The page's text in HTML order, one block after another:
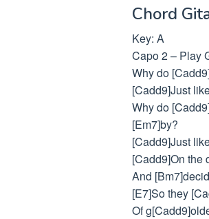
Chord
Key: A
Capo 2 – Play
Why do
[Cadd9]Just
Why do
[Em7]by?
[Cadd9]Just
[Cadd9]On the
And
[E7]So they
Of